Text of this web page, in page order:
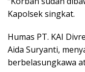
Kapolsek singkat.
Humas PT. KAI
Aida Suryanti,
berbelasungkawa